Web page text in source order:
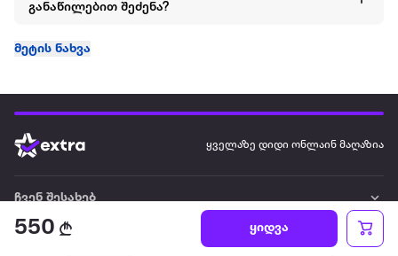
550 ყიდვა
განაწილებით შეძენა?
მეტის ნახვა
ყველაზე დიდი ონლაინ მაღაზია
ჩვენ შესახებ